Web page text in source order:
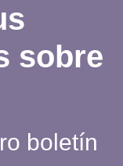
sobre
boletín